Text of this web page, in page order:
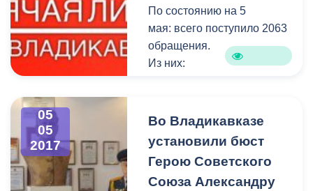
По состоянию на 5
мая: всего поступило 2063
обращения.
Из них:
- снято с контроля –21
05
05
2017
Во Владикавказе
установили бюст
Герою Советского
Союза Александру